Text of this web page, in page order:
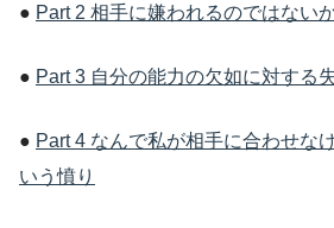
● Part 2 相手に嫌われるのではない
● Part 3 自分の能力の欠如に対する
● Part 4 なんで私が相手に合わせな
いう憤り